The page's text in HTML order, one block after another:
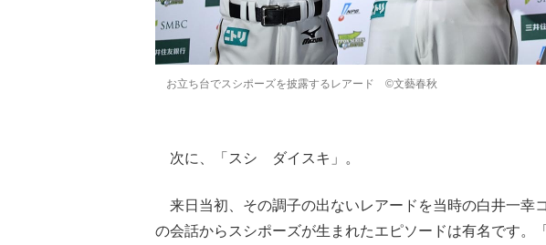
お立ち台でスシポーズを披露するレアード ©文藝春秋
次に、「スシ ダイスキ」。
来日当初、その調子の出ないレアードを当時の白井一幸
の会話からスシポーズが生まれたエピソードは有名です。